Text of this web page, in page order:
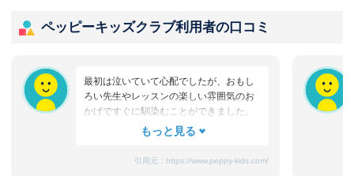
ペッピーキッズクラブ利用者の口コミ
最初は泣いていて心配でしたが、おもし
ろい先生やレッスンの楽しい雰囲気のお
かげですぐに馴染むことができました。
たまにママと離れるときに嫌がることも
れ、お迎えのときはいつも笑顔です。
引用元： https://www.peppy-kids.com/